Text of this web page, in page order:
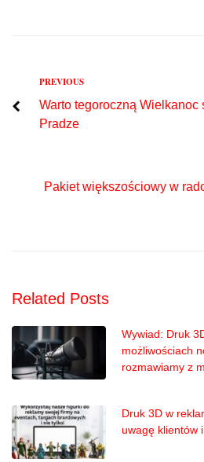
Nawigacja
wpisu
Previous
PREVIOUS
Warto tegoroczną Wielkanoc
Pradze
Pakiet większościowy w
Related Posts
Wywiad: Druk
możliwościach
rozmawiamy z
Druk 3D w
uwagę klientów